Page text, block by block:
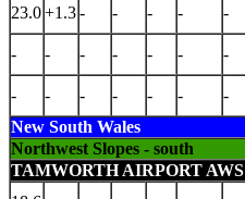
23.0+1.3- - - - -
- - - - - - -
- - - - - - -
New South Wales
Northwest Slopes - south
TAMWORTH AIRPORT AWS